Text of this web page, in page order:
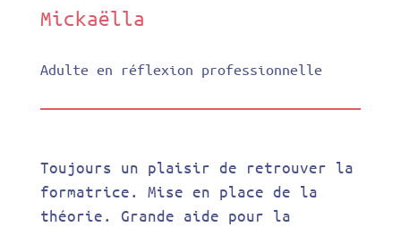
Mickaëlla
Adulte en réflexion professionnelle
Toujours un plaisir de retrouver la
formatrice. Mise en place de la
théorie. Grande aide pour la